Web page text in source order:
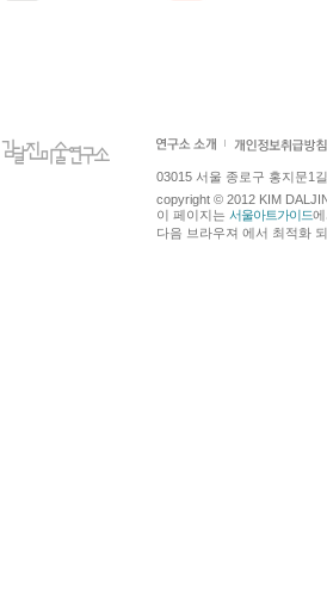
03015 서울 종로구 홍지문1
copyright © 2012 KIM
이 페이지는 서울아트가이드
다음 브라우져 에서 최적화